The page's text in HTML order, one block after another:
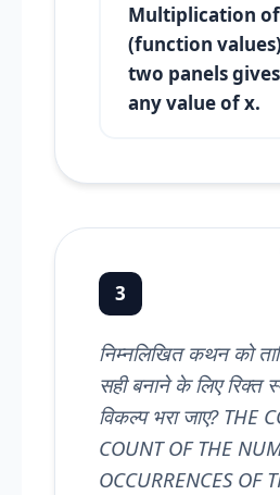
Multiplication
(function
two panels
any value of x.
3
निम्नलिखित कथन को
सही बनाने के लिए रिक्त
विकल्प भरा जाए? THE
COUNT OF THE
OCCURRENCES OF